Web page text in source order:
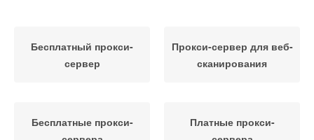
Бесплатный прокси-
сервер
Прокси-сервер для веб-
сканирования
Бесплатные прокси-
Платные прокси-